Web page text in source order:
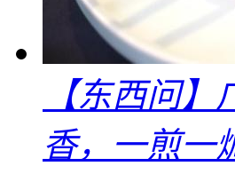
【东西问
香，一煎一